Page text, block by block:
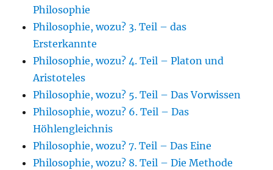
Philosophie
Philosophie, wozu? 3. Teil – das
Ersterkannte
Philosophie, wozu? 4. Teil – Platon und
Aristoteles
Philosophie, wozu? 5. Teil – Das Vorwissen
Philosophie, wozu? 6. Teil – Das
Höhlengleichnis
Philosophie, wozu? 7. Teil – Das Eine
Philosophie, wozu? 8. Teil – Die Methode